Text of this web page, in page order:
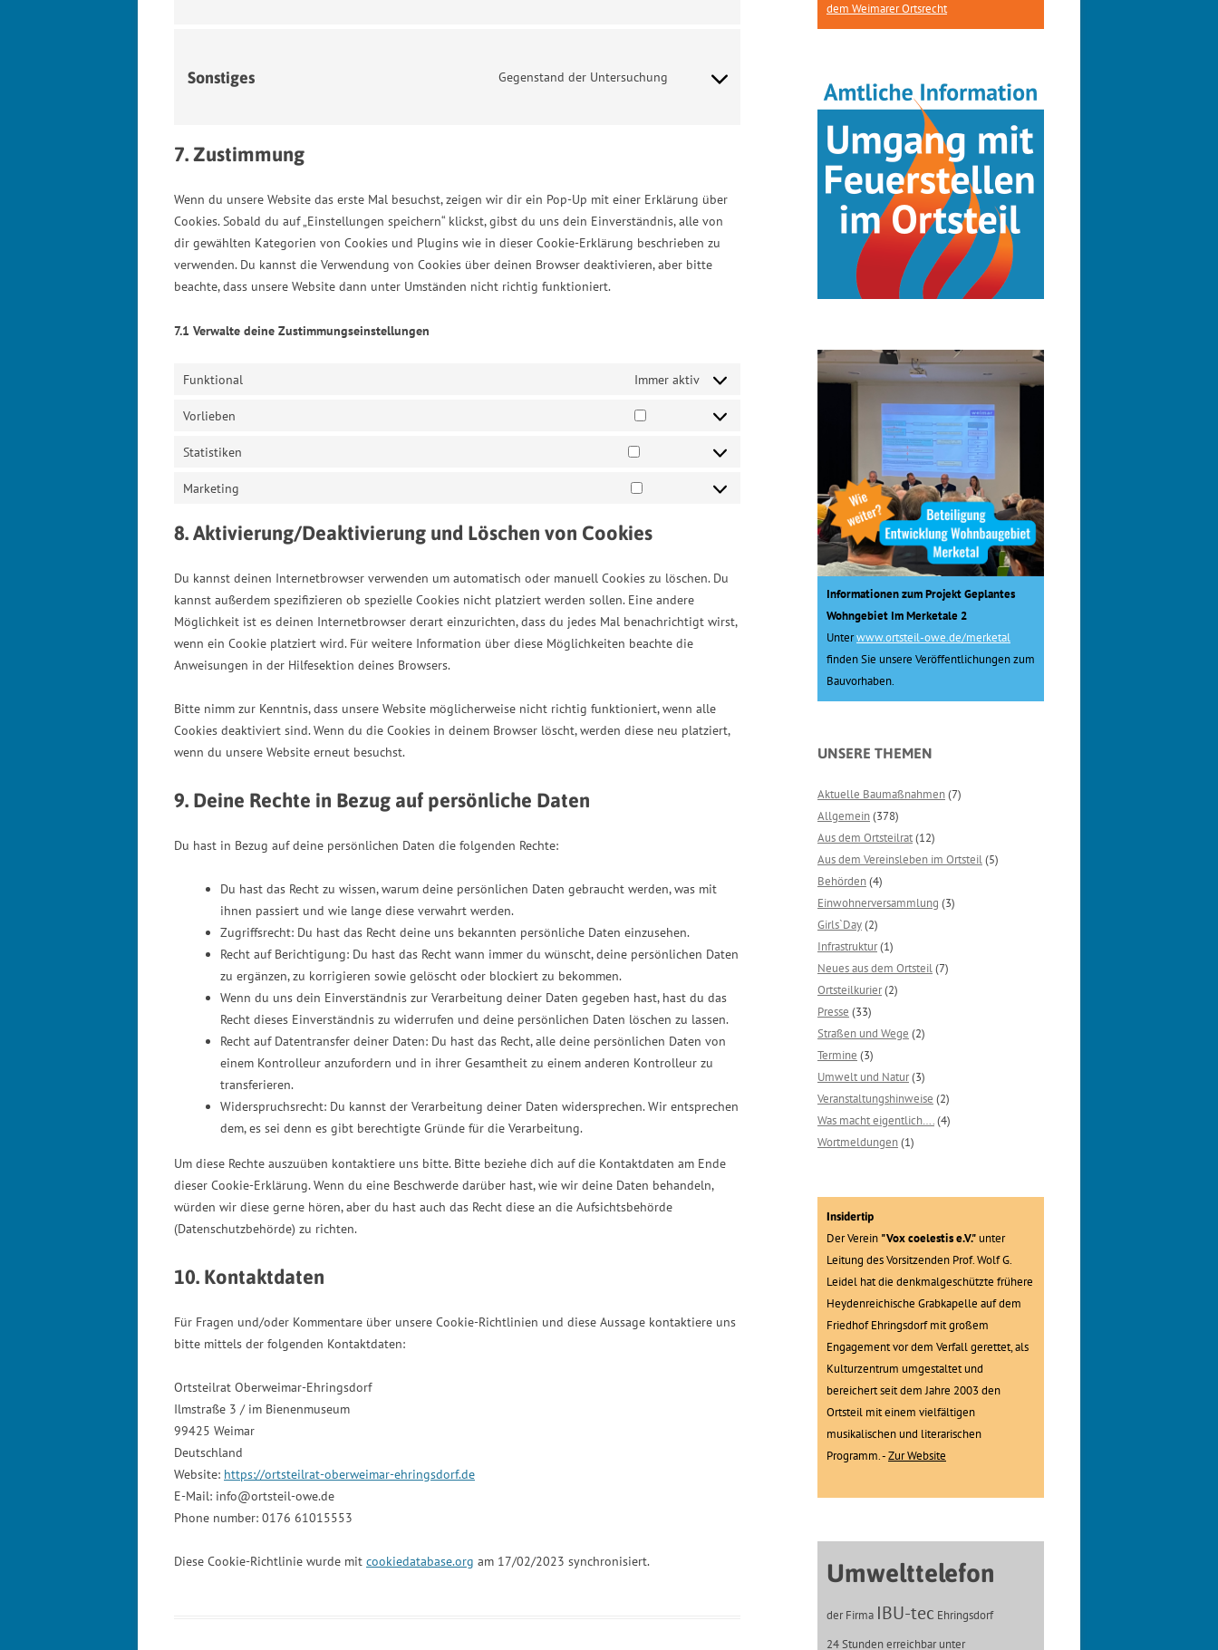
Sonstiges Gegenstand der Untersuchung
service
7. Zustimmung
Wenn du unsere Website das erste Mal besuchst, zeigen wir dir ein Pop-Up mit einer Erklärung über
Cookies. Sobald du auf „Einstellungen speichern“ klickst, gibst du uns dein Einverständnis, alle von
dir gewählten Kategorien von Cookies und Plugins wie in dieser Cookie-Erklärung beschrieben zu
verwenden. Du kannst die Verwendung von Cookies über deinen Browser deaktivieren, aber bitte
beachte, dass unsere Website dann unter Umständen nicht richtig funktioniert.
7.1 Verwalte deine Zustimmungseinstellungen
Funktional Immer aktiv
Vorlieben
Statistiken
Marketing
8. Aktivierung/Deaktivierung und Löschen von Cookies
Du kannst deinen Internetbrowser verwenden um automatisch oder manuell Cookies zu löschen. Du
kannst außerdem spezifizieren ob spezielle Cookies nicht platziert werden sollen. Eine andere
Möglichkeit ist es deinen Internetbrowser derart einzurichten, dass du jedes Mal benachrichtigt wirst,
wenn ein Cookie platziert wird. Für weitere Information über diese Möglichkeiten beachte die
Anweisungen in der Hilfesektion deines Browsers.
Bitte nimm zur Kenntnis, dass unsere Website möglicherweise nicht richtig funktioniert, wenn alle
Cookies deaktiviert sind. Wenn du die Cookies in deinem Browser löscht, werden diese neu platziert,
wenn du unsere Website erneut besuchst.
9. Deine Rechte in Bezug auf persönliche Daten
Du hast in Bezug auf deine persönlichen Daten die folgenden Rechte:
Du hast das Recht zu wissen, warum deine persönlichen Daten gebraucht werden, was mit
ihnen passiert und wie lange diese verwahrt werden.
Zugriffsrecht: Du hast das Recht deine uns bekannten persönliche Daten einzusehen.
Recht auf Berichtigung: Du hast das Recht wann immer du wünscht, deine persönlichen Daten
zu ergänzen, zu korrigieren sowie gelöscht oder blockiert zu bekommen.
Wenn du uns dein Einverständnis zur Verarbeitung deiner Daten gegeben hast, hast du das
Recht dieses Einverständnis zu widerrufen und deine persönlichen Daten löschen zu lassen.
Recht auf Datentransfer deiner Daten: Du hast das Recht, alle deine persönlichen Daten von
einem Kontrolleur anzufordern und in ihrer Gesamtheit zu einem anderen Kontrolleur zu
transferieren.
Widerspruchsrecht: Du kannst der Verarbeitung deiner Daten widersprechen. Wir entsprechen
dem, es sei denn es gibt berechtigte Gründe für die Verarbeitung.
Um diese Rechte auszuüben kontaktiere uns bitte. Bitte beziehe dich auf die Kontaktdaten am Ende
dieser Cookie-Erklärung. Wenn du eine Beschwerde darüber hast, wie wir deine Daten behandeln,
würden wir diese gerne hören, aber du hast auch das Recht diese an die Aufsichtsbehörde
(Datenschutzbehörde) zu richten.
10. Kontaktdaten
Für Fragen und/oder Kommentare über unsere Cookie-Richtlinien und diese Aussage kontaktiere uns
bitte mittels der folgenden Kontaktdaten:
Ortsteilrat Oberweimar-Ehringsdorf
Ilmstraße 3 / im Bienenmuseum
99425 Weimar
Deutschland
Website: https://ortsteilrat-oberweimar-ehringsdorf.de
E-Mail: info@ortsteil-owe.de
Phone number: 0176 61015553
Diese Cookie-Richtlinie wurde mit cookiedatabase.org am 17/02/2023 synchronisiert.
dem Weimarer Ortsrecht
Informationen zum Projekt Geplantes
Wohngebiet Im Merketale 2
Unterwww.ortsteil-owe.de/merketal
finden Sie unsere Veröffentlichungen zum
Bauvorhaben.
UNSERE THEMEN
Aktuelle Baumaßnahmen(7)
Allgemein(378)
Aus dem Ortsteilrat(12)
Aus dem Vereinsleben im Ortsteil(5)
Behörden(4)
Einwohnerversammlung (3)
Girls`Day(2)
Infrastruktur(1)
Neues aus dem Ortsteil(7)
Ortsteilkurier(2)
Presse (33)
Straßen und Wege (2)
Termine (3)
Umwelt und Natur(3)
Veranstaltungshinweise (2)
Was macht eigentlich….(4)
Wortmeldungen(1)
Insidertip
Der Verein "Vox coelestis e.V."unter
Leitung des Vorsitzenden Prof. Wolf G.
Leidel hat die denkmalgeschützte frühere
Heydenreichische Grabkapelle auf dem
Friedhof Ehringsdorf mit großem
Engagement vor dem Verfall gerettet, als
Kulturzentrum umgestaltet und
bereichert seit dem Jahre 2003 den
Ortsteil mit einem vielfältigen
musikalischen und literarischen
Programm. -Zur Website
Umwelttelefon
der Firma IBU-tec Ehringsdorf
24 Stunden erreichbar unter